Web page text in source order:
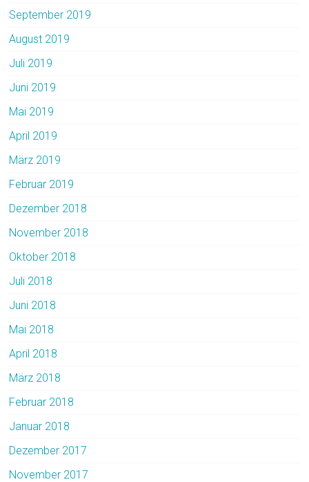
September 2019
August 2019
Juli 2019
Juni 2019
Mai 2019
April 2019
März 2019
Februar 2019
Dezember 2018
November 2018
Oktober 2018
Juli 2018
Juni 2018
Mai 2018
April 2018
März 2018
Februar 2018
Januar 2018
Dezember 2017
November 2017